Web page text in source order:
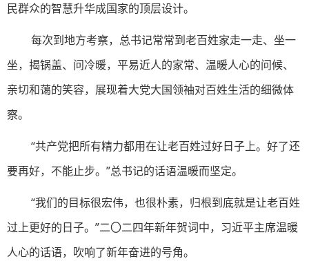
民群众的智慧升华成国家的顶层设计。
每次到地方考察，总书记常常到老百姓家走一走、坐一
坐，揭锅盖、问冷暖，平易近人的家常、温暖人心的问候、
亲切和蔼的笑容，展现着大党大国领袖对百姓生活的细微体
察。
“共产党把所有精力都用在让老百姓过好日子上。好了还
要再好，不能止步。”总书记的话语温暖而坚定。
“我们的目标很宏伟，也很朴素，归根到底就是让老百姓
过上更好的日子。”二〇二四年新年贺词中，习近平主席温暖
人心的话语，吹响了新年奋进的号角。